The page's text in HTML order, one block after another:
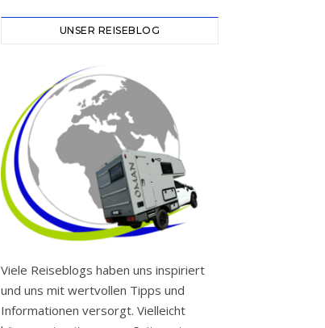
UNSER REISEBLOG
Viele Reiseblogs haben uns inspiriert
und uns mit wertvollen Tipps und
Informationen versorgt. Vielleicht